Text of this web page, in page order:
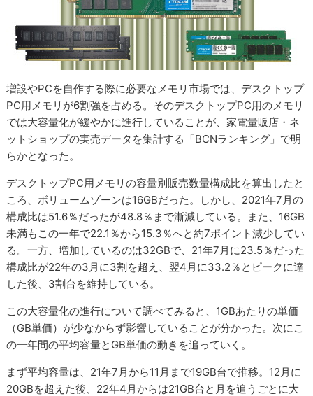
増設やPCを自作する際に必要なメモリ市場では、デスクトップ
PC用メモリが6割強を占める。そのデスクトップPC用のメモリ
では大容量化が緩やかに進行していることが、家電量販店・ネ
ットショップの実売データを集計する「BCNランキング」で明
らかとなった。
デスクトップPC用メモリの容量別販売数量構成比を算出したと
ころ、ボリュームゾーンは16GBだった。しかし、2021年7月の
構成比は51.6％だったが48.8％まで漸減している。また、16GB
未満もこの一年で22.1％から15.3％へと約7ポイント減少してい
る。一方、増加しているのは32GBで、21年7月に23.5％だった
構成比が22年の3月に3割を超え、翌4月に33.2％とピークに達
した後、3割台を維持している。
この大容量化の進行について調べてみると、1GBあたりの単価
（GB単価）が少なからず影響していることが分かった。次にこ
の一年間の平均容量とGB単価の動きを追っていく。
まず平均容量は、21年7月から11月まで19GB台で推移。12月に
20GBを超えた後、22年4月からは21GB台と月を追うごとに大